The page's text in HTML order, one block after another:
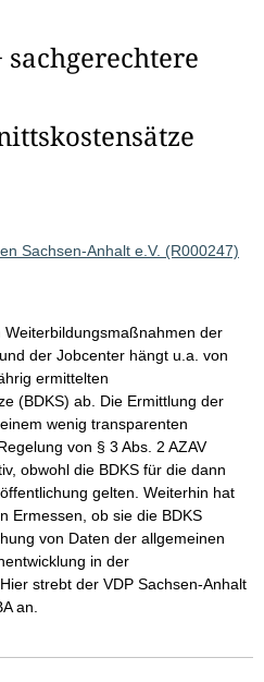
Sachsen-Anhalt e.V. (R000247)
der
der Jobcenter hängt u.a. von
ermittelten
(BDKS) ab. Die Ermittlung der
wenig transparenten
von § 3 Abs. 2 AZAV
obwohl die BDKS für die dann
gelten. Weiterhin hat
Ermessen, ob sie die BDKS
von Daten der allgemeinen
in der
strebt der VDP Sachsen-Anhalt
an.